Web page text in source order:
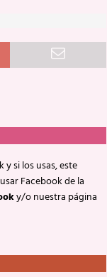
si los usas, este
Facebook de la
y/o nuestra página